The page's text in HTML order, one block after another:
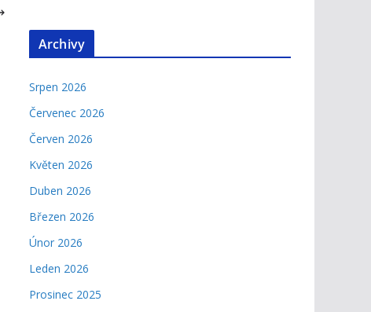
Archivy
Srpen 2026
Červenec 2026
Červen 2026
Květen 2026
Duben 2026
Březen 2026
Únor 2026
Leden 2026
Prosinec 2025